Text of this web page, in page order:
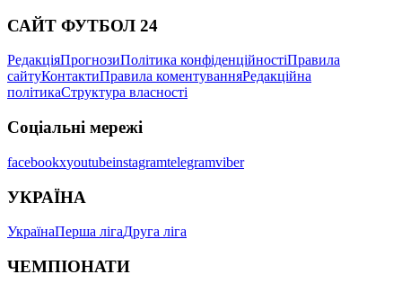
САЙТ ФУТБОЛ 24
РедакціяПрогнозиПолітика конфіденційностіПравила
сайтуКонтактиПравила коментуванняРедакційна
політикаСтруктура власності
Соціальні мережі
facebookxyoutubeinstagramtelegramviber
УКРАЇНА
УкраїнаПерша лігаДруга ліга
ЧЕМПІОНАТИ